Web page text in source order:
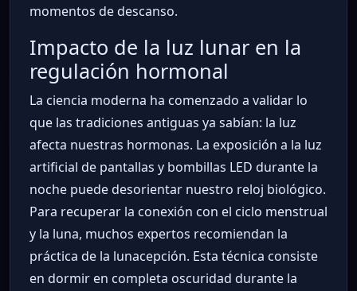
momentos de descanso.
Impacto de la luz lunar en la
regulación hormonal
La ciencia moderna ha comenzado a validar lo
que las tradiciones antiguas ya sabían: la luz
afecta nuestras hormonas. La exposición a la luz
artificial de pantallas y bombillas LED durante la
noche puede desorientar nuestro reloj biológico.
Para recuperar la conexión con el ciclo menstrual
y la luna, muchos expertos recomiendan la
práctica de la lunacepción. Esta técnica consiste
en dormir en completa oscuridad durante la